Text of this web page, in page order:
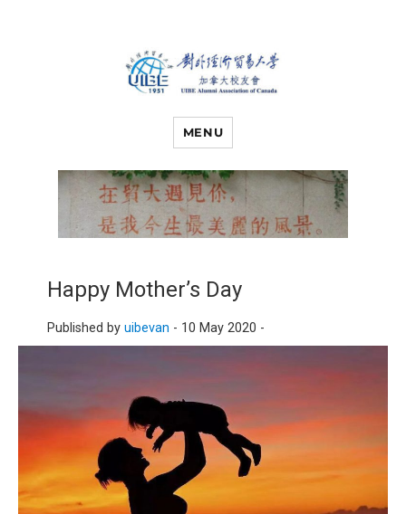
对外经济贸易
大学加拿大校
友会
MENU
Happy Mother’s Day
Published by uibevan - 10 May 2020 -